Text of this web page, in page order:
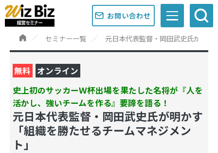
お問い合わせ
セミナー一覧 元日本代表監督・岡田武史氏が明
無料
オンライン
史上初のサッカーＷ杯出場を果たした名将が『人を
活かし、強いチームを作る』要諦を語る！
元日本代表監督・岡田武史氏が明かす
「組織を勝たせるチームマネジメン
ト」